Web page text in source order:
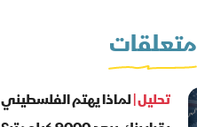
متعلقات
تحليل |لماذا يهتم الفلسطيني